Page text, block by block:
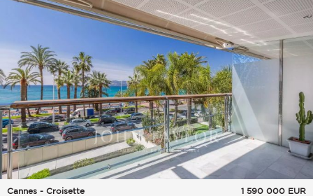
Cannes - Croisette
1 590 000 EUR